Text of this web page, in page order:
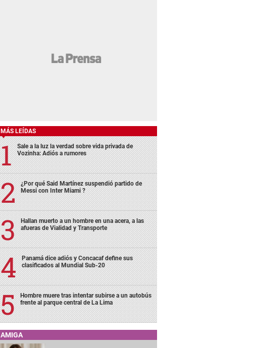
MÁS LEÍDAS
Sale a la luz la verdad sobre vida privada de
Vozinha: Adiós a rumores
¿Por qué Said Martínez suspendió partido de
Messi con Inter Miami ?
Hallan muerto a un hombre en una acera, a las
afueras de Vialidad y Transporte
Panamá dice adiós y Concacaf define sus
clasificados al Mundial Sub-20
Hombre muere tras intentar subirse a un autobús
frente al parque central de La Lima
AMIGA